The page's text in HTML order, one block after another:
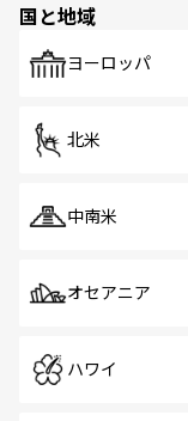
で、ホー
国と地域
ヨーロッパ
北米
中南米
オセアニア
ハワイ